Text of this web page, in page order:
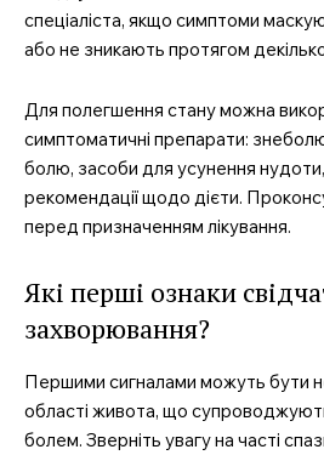
Company
Про нас
Контакти
Підписка
Мій акаунт
спеціаліста, якщо симптоми
або не зникають протягом
Для полегшення стану можна
симптоматичні препарати:
болю, засоби для усунення нудоти,
рекомендації щодо дієти.
перед призначенням лікування.
Які перші ознаки
захворювання?
Першими сигналами можуть бути
області живота, що
болем. Зверніть увагу на часті